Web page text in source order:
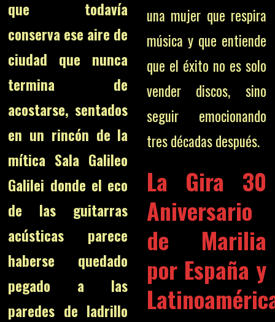
que todavía
conserva ese aire de
ciudad que nunca
termina de
acostarse, sentados
en un rincón de la
mítica Sala Galileo
Galilei donde el eco
de las guitarras
acústicas parece
haberse quedado
pegado a las
paredes de ladrillo
una mujer que respira
música y que entiende
que el éxito no es solo
vender discos, sino
seguir emocionando
tres décadas después.
La Gira 30
Aniversario
de Marilia
por España y